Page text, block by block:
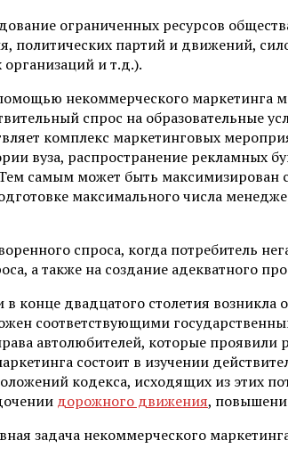
ограниченных ресурсов
политических партий и движений,
и т.д.).
некоммерческого маркетинга
спрос на образовательные
комплекс маркетинговых
вуза, распространение рекламных
самым может быть максимизирован
максимального числа
спроса, когда потребитель
а также на создание адекватного
конце двадцатого столетия
соответствующими
автолюбителей, которые проявили
состоит в изучении
кодекса, исходящих из этих
дорожного движения,
задача некоммерческого